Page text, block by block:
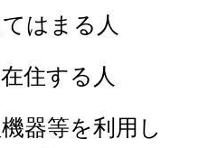
はまる人
住する人
等を利用し